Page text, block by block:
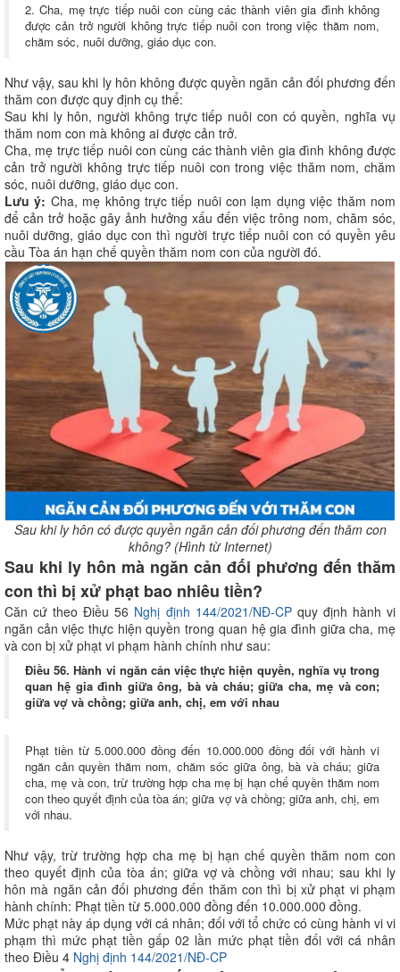
2. Cha, mẹ trực tiếp nuôi con cùng các thành viên gia đình không
được cản trở người không trực tiếp nuôi con trong việc thăm nom,
chăm sóc, nuôi dưỡng, giáo dục con.
Như vậy, sau khi ly hôn không được quyền ngăn cản đối phương đến
thăm con được quy định cụ thể:
Sau khi ly hôn, người không trực tiếp nuôi con có quyền, nghĩa vụ
thăm nom con mà không ai được cản trở.
Cha, mẹ trực tiếp nuôi con cùng các thành viên gia đình không được
cản trở người không trực tiếp nuôi con trong việc thăm nom, chăm
sóc, nuôi dưỡng, giáo dục con.
Lưu ý: Cha, mẹ không trực tiếp nuôi con lạm dụng việc thăm nom
để cản trở hoặc gây ảnh hưởng xấu đến việc trông nom, chăm sóc,
nuôi dưỡng, giáo dục con thì người trực tiếp nuôi con có quyền yêu
cầu Tòa án hạn chế quyền thăm nom con của người đó.
Sau khi ly hôn có được quyền ngăn cản đối phương đến thăm con
không? (Hình từ Internet)
Sau khi ly hôn mà ngăn cản đối phương đến thăm
con thì bị xử phạt bao nhiêu tiền?
Căn cứ theo Điều 56 Nghị định 144/2021/NĐ-CPquy định hành vi
ngăn cản việc thực hiện quyền trong quan hệ gia đình giữa cha, mẹ
và con bị xử phạt vi phạm hành chính như sau:
Điều 56. Hành vi ngăn cản việc thực hiện quyền, nghĩa vụ trong
quan hệ gia đình giữa ông, bà và cháu; giữa cha, mẹ và con;
giữa vợ và chồng; giữa anh, chị, em với nhau
Phạt tiền từ 5.000.000 đồng đến 10.000.000 đồng đối với hành vi
ngăn cản quyền thăm nom, chăm sóc giữa ông, bà và cháu; giữa
cha, mẹ và con, trừ trường hợp cha mẹ bị hạn chế quyền thăm nom
con theo quyết định của tòa án; giữa vợ và chồng; giữa anh, chị, em
với nhau.
Như vậy, trừ trường hợp cha mẹ bị hạn chế quyền thăm nom con
theo quyết định của tòa án; giữa vợ và chồng với nhau; sau khi ly
hôn mà ngăn cản đối phương đến thăm con thì bị xử phạt vi phạm
hành chính: Phạt tiền từ 5.000.000 đồng đến 10.000.000 đồng.
Mức phạt này áp dụng với cá nhân; đối với tổ chức có cùng hành vi vi
phạm thì mức phạt tiền gấp 02 lần mức phạt tiền đối với cá nhân
theo Điều 4 Nghị định 144/2021/NĐ-CP